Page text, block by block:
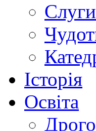
Історія
Освіта